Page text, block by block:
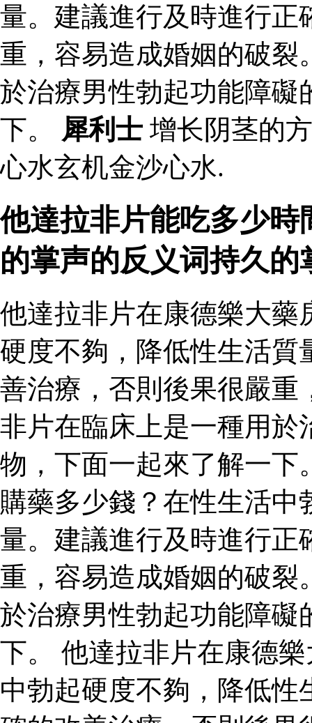
量。建議進行及時進行正
重，容易造成婚姻的破裂
於治療男性勃起功能障礙
下。 犀利士 增长阴茎的
心水玄机金沙心水.
他達拉非片能吃多少
的掌声的反义词持久的
他達拉非片在康德樂大藥
硬度不夠，降低性生活質
善治療，否則後果很嚴重
非片在臨床上是一種用於
物，下面一起來了解一下
購藥多少錢？在性生活
量。建議進行及時進行正
重，容易造成婚姻的破裂
於治療男性勃起功能障礙
下。 他達拉非片在康德
中勃起硬度不夠，降低